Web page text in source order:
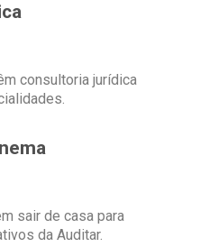
consultoria jurídica
sair de casa para
da Auditar.